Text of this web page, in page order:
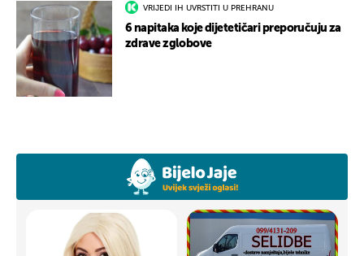
VRIJEDI IH UVRSTITI U PREHRANU
6 napitaka koje dijetetičari preporučuju za
zdrave zglobove